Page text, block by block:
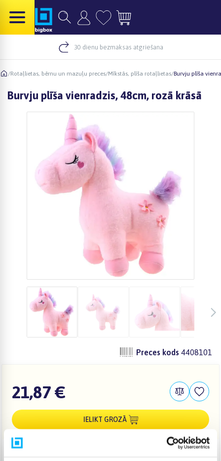
30 dienu bezmaksas atgriešana
/Rotaļlietas, bērnu un mazuļu preces/Mīkstās, plīša rotaļlietas/Burvju plīša
Burvju plīša vienradzis, 48cm, rozā krāsā
Preces kods 4408101
21,87 €
IELIKT GROZĀ